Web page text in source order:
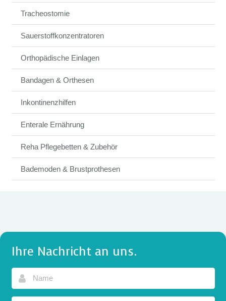
Tracheostomie
Sauerstoffkonzentratoren
Orthopädische Einlagen
Bandagen & Orthesen
Inkontinenzhilfen
Enterale Ernährung
Reha Pflegebetten & Zubehör
Bademoden & Brustprothesen
Ihre Nachricht an uns.